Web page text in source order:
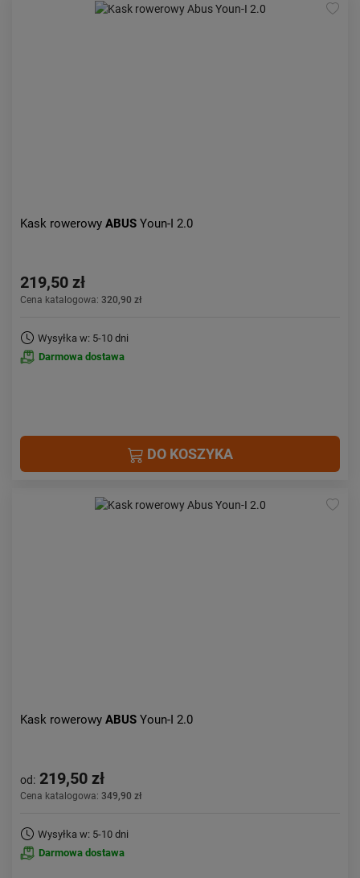
Kask rowerowy ABUS Youn-I 2.0
219,50 zł
Cena katalogowa: 320,90 zł
Wysyłka w: 5-10 dni
Darmowa dostawa
DO KOSZYKA
Kask rowerowy ABUS Youn-I 2.0
od: 219,50 zł
Cena katalogowa: 349,90 zł
Wysyłka w: 5-10 dni
Darmowa dostawa